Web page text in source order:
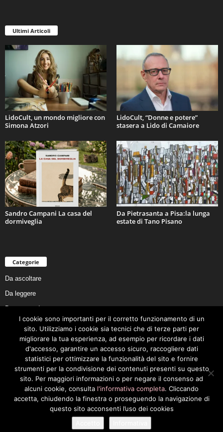
Ultimi Articoli
LidoCult, un mondo migliore con
Simona Atzori
LidoCult, “Donne e potere”
stasera a Lido di Camaiore
Sandro Campani La casa del
dormiveglia
Da Pietrasanta a Pisa:la lunga
estate di Tano Pisano
Categorie
Da ascoltare
Da leggere
Da non perdere
Da conoscere
Da preservare
Da vivere
Cookie Policy
Privacy Policy
Cookie Policy
© 2026
I cookie sono importanti per il corretto funzionamento di un
sito. Utilizziamo i cookie sia tecnici che di terze parti per
migliorare la tua esperienza, ad esempio per ricordare i dati
d'accesso, garantire un accesso sicuro, raccogliere dati
statistici per ottimizzare la funzionalità del sito e fornire
strumenti per la condivisione dei contenuti presenti su questo
sito. Per maggiori informazioni o per negare il consenso ad
alcuni cookie, consulta l'informativa completa. Cliccando
accetta, chiudendo la finestra o proseguendo la navigazione di
questo sito acconsenti l’uso dei cookies